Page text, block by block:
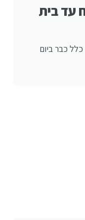
עד בית
כבר ביום